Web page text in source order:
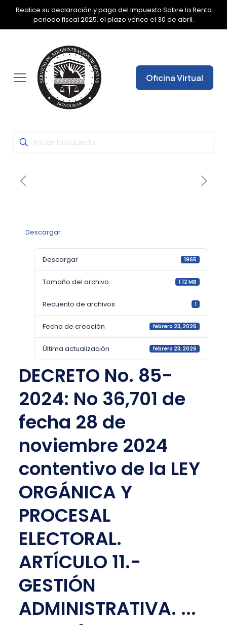
Realice su declaración y pago del Impuesto Sobre la Renta
periodo fiscal 2025, el plazo vence el 30 de abril.
✕
Oficina Virtual
Descargar
Descargar 1965
Tamaño del archivo 1.12 MB
Recuento de archivos 1
Fecha de creación febrero 23, 2026
Última actualización febrero 23, 2026
DECRETO No. 85-
2024: No 36,701 de
fecha 28 de
noviembre 2024
contentivo de la LEY
ORGÁNICA Y
PROCESAL
ELECTORAL.
ARTÍCULO 11.-
GESTIÓN
ADMINISTRATIVA. ...